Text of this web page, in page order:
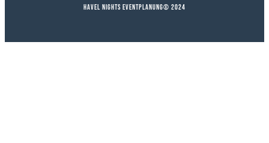
Havel Nights Eventplanung© 2024